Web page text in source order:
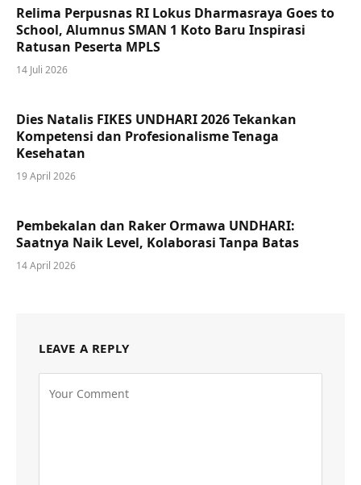
Relima Perpusnas RI Lokus Dharmasraya Goes to
School, Alumnus SMAN 1 Koto Baru Inspirasi
Ratusan Peserta MPLS
14 Juli 2026
Dies Natalis FIKES UNDHARI 2026 Tekankan
Kompetensi dan Profesionalisme Tenaga
Kesehatan
19 April 2026
Pembekalan dan Raker Ormawa UNDHARI:
Saatnya Naik Level, Kolaborasi Tanpa Batas
14 April 2026
LEAVE A REPLY